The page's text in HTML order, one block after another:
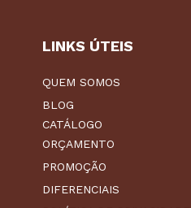
LINKS ÚTEIS
QUEM SOMOS
BLOG
CATÁLOGO
ORÇAMENTO
PROMOÇÃO
DIFERENCIAIS